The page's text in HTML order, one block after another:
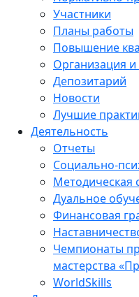
Участники
Планы работы
Повышение
Организация
Депозитарий
Новости
Лучшие
Деятельность
Отчеты
Социально-
Методическая
Дуальное
Финансовая
Чемпионаты
мастерства
WorldSkills